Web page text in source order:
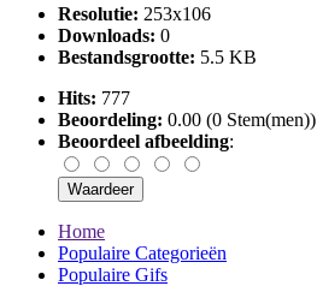
Resolutie: 253x106
Downloads: 0
Bestandsgrootte: 5.5 KB
Hits: 777
Beoordeling: 0.00 (0 Stem(men))
Beoordeel afbeelding:
Home
Populaire Categorieën
Populaire Gifs